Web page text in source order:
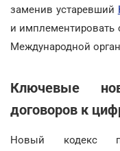
заменив устаревший
и
Международной
Ключевые
договоров к
Новый кодекс